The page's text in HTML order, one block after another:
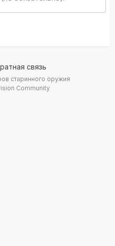
связь
старинного оружия
Community